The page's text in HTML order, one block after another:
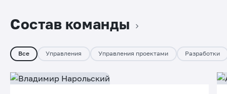
Состав команды
Все Управления Управления проектами Разработки